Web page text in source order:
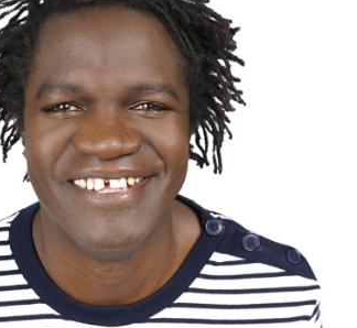
Centre culturel Georges-
Centre culturel Léopold-Plante
La 4e scène
Équipe
Nouvelles
Chèque-cadeau
Devenir membre